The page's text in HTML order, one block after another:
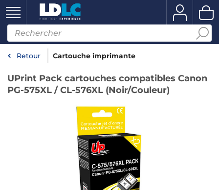
Retour Cartouche imprimante
UPrint Pack cartouches compatibles Canon
PG-575XL / CL-576XL (Noir/Couleur)